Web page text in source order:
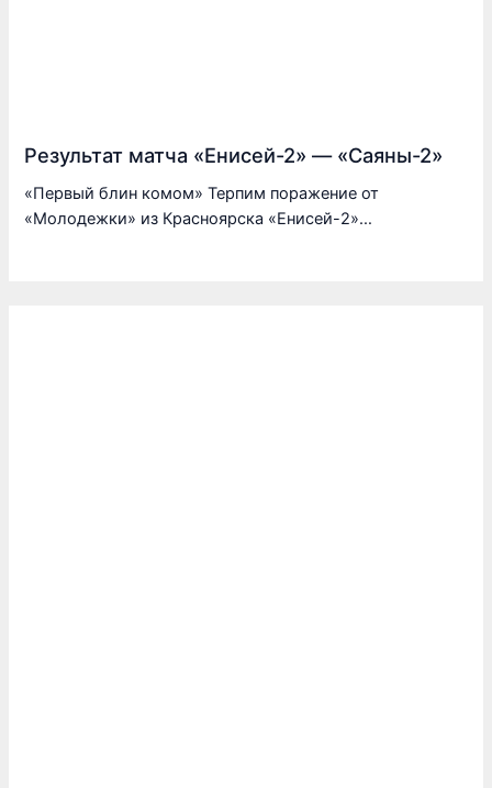
Результат матча «Енисей-2» — «Саяны-2»
«Первый блин комом» Терпим поражение от
«Молодежки» из Красноярска «Енисей-2»…